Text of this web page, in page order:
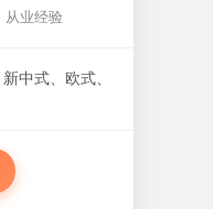
从业经验
中式、欧式、